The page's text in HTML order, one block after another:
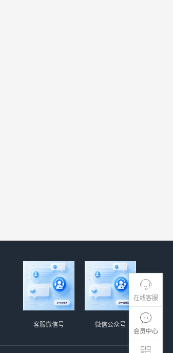
在线客服
会员中心
微信公众号
客服微信号